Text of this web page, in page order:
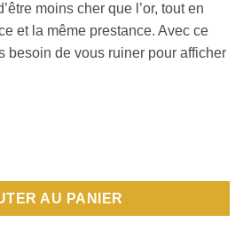
moins cher que l’or, tout en
et la même prestance. Avec ce
besoin de vous ruiner pour afficher
de café plaqué or homme
AU PANIER